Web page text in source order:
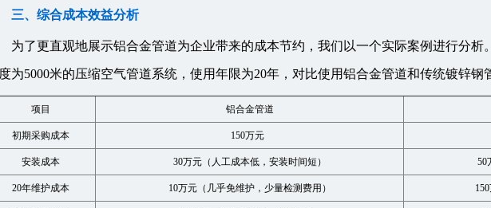
三、综合成本效益分析
为了更直观地展示铝合金管道为企业带来的成本节约，我们以一个实际案例进行分析
为5000米的压缩空气管道系统，使用年限为20年，对比使用铝合金管道和传统镀锌钢
项目 铝合金管道
初期采购成本 150万元
安装成本 30万元（人工成本低，安装时间短） 50
20年维护成本 10万元（几乎免维护，少量检测费用）